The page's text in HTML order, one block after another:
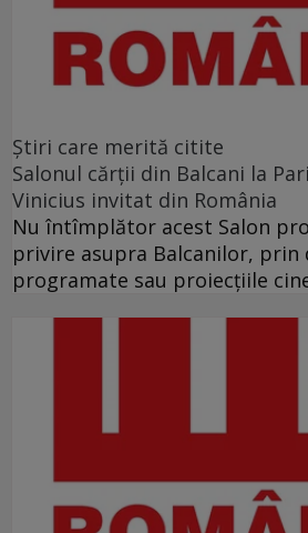
Ştiri care merită citite
Salonul cărţii din Balcani la
Vinicius invitat din România
Nu întîmplător acest Salon
privire asupra Balcanilor, prin
programate sau proiecţiile